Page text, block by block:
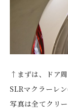
↑まずは、ドア
SLRマクラーレ
写真は全てクリ